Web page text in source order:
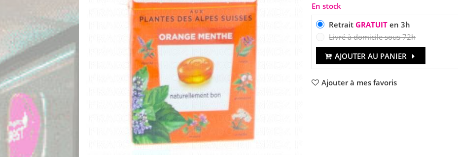
En stock
Retrait GRATUITen 3h
Livré à domicile sous 72h
AJOUTER AU PANIER
Ajouter à mes favoris